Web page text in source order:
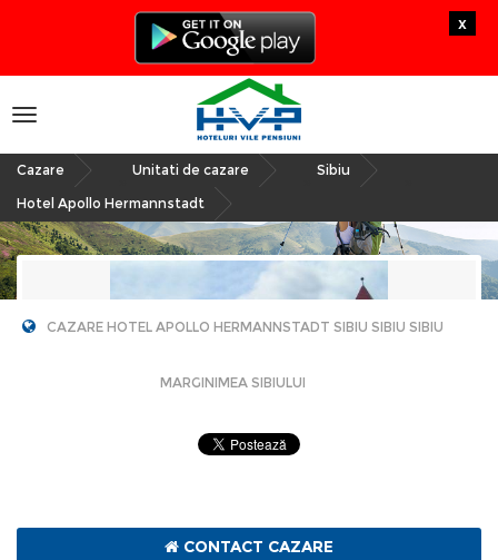
x
Toggle
navigation
Cazare Unitati de cazare Sibiu
Hotel Apollo Hermannstadt
CAZARE HOTEL APOLLO HERMANNSTADT SIBIU SIBIU SIBIU
MARGINIMEA SIBIULUI
CONTACT CAZARE